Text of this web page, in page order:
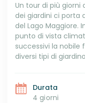
Un tour di più
dei giardini ci porta
del Lago Maggiore.
punto di vista
successivi la nobile
diversi tipi di
Durata
4 giorni